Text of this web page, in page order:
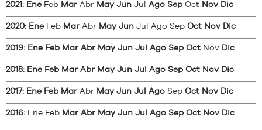
2021: Ene Feb Mar Abr May Jun Jul Ago Sep Oct Nov Dic
2020: Ene Feb Mar Abr May Jun Jul Ago Sep Oct Nov Dic
2019: Ene Feb Mar Abr May Jun Jul Ago Sep Oct Nov Dic
2018: Ene Feb Mar Abr May Jun Jul Ago Sep Oct Nov Dic
2017: Ene Feb Mar Abr May Jun Jul Ago Sep Oct Nov Dic
2016: Ene Feb Mar Abr May Jun Jul Ago Sep Oct Nov Dic